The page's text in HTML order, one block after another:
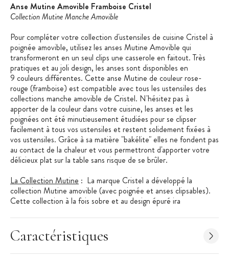
Anse Mutine Amovible Framboise Cristel
CollectionMutine Manche Amovible
Pour compléter votre collection d'ustensiles de cuisine Cristel à
poignée amovible, utilisez les anses Mutine Amovible qui
transformeront en un seul clips une casserole en faitout. Très
pratiques et au joli design, les anses sont disponibles en
9 couleurs différentes. Cette anse Mutine de couleur rose-
rouge (framboise) est compatible avec tous les ustensiles des
collections manche amovible de Cristel. N'hésitez pas à
apporter de la couleur dans votre cuisine, les anses et les
poignées ont été minutieusement étudiées pour se clipser
facilement à tous vos ustensiles et restent solidement fixées à
vos ustensiles. Grâce à sa matière "bakélite" elles ne fondent pas
au contact de la chaleur et vous permettront d'apporter votre
délicieux plat sur la table sans risque de se brûler.
La Collection Mutine : La marque Cristel a développé la
collection Mutine amovible (avec poignée et anses clipsables).
Cette collection à la fois sobre et au design épuré ira
18/10 et un fond thermo-diffuseur, vous réussirez toutes
vos cuissons et sur tous les feux grâce à ces ustensiles.
Découvrez la qualité et la polyvalence des produits de la
Caractéristiques